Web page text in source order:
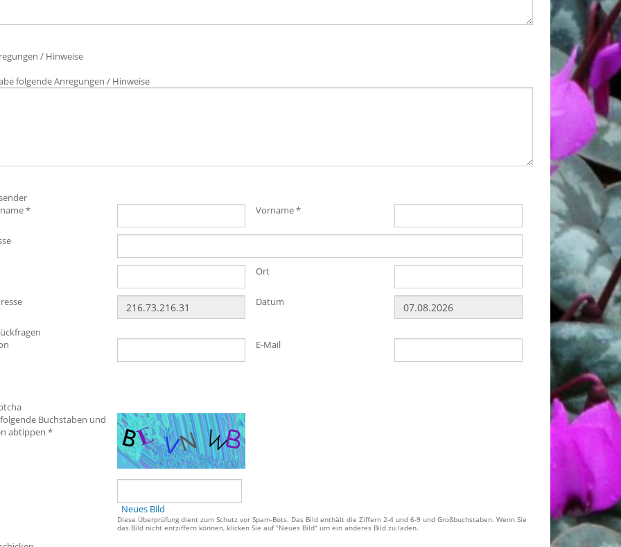
/ Hinweise
folgende Anregungen / Hinweise
*
Vorname *
Ort
Datum
E-Mail
Buchstaben und
abtippen *
Neues Bild
Diese Überprüfung dient zum Schutz vor Spam-Bots. Das Bild enthält die Ziffern 2-4 und 6-9 und Großbuchstaben. Wenn Sie
das Bild nicht entziffern können, klicken Sie auf "Neues Bild" um ein anderes Bild zu laden.